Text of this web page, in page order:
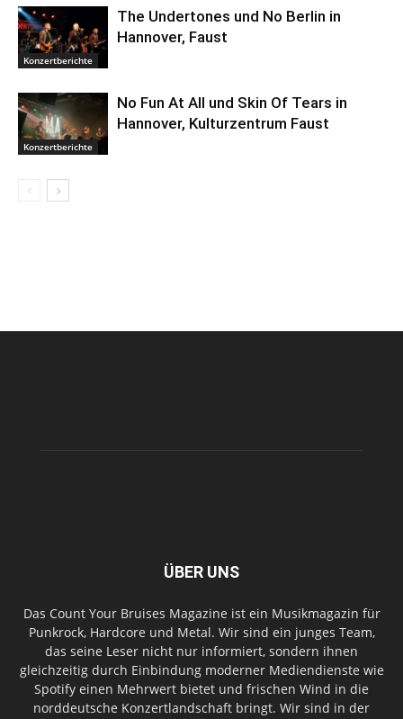
Konzertberichte
The Undertones und No Berlin in
Hannover, Faust
Konzertberichte
No Fun At All und Skin Of Tears in
Hannover, Kulturzentrum Faust
ÜBER UNS
Das Count Your Bruises Magazine ist ein Musikmagazin für
Punkrock, Hardcore und Metal. Wir sind ein junges Team,
das seine Leser nicht nur informiert, sondern ihnen
gleichzeitig durch Einbindung moderner Mediendienste wie
Spotify einen Mehrwert bietet und frischen Wind in die
norddeutsche Konzertlandschaft bringt. Wir sind in der